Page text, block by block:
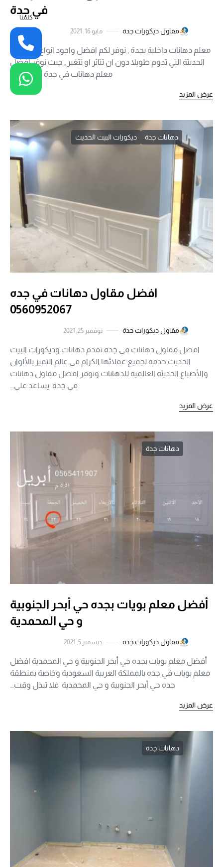
في جدة
مقاول ديكورات جدة مايو 16, 2021
معلم دهانات داخلية بجدة , نوفر لكم افضل واجود انواع الدهانات
الحديثة التي تدوم طويلا دون ان تتاثر او تتغير , حيث نوفر افضل
معلم دهانات في جدة يقوم في…
عرض المزيد
دهانات جدة ديكورات البيت الحديث
افضل مقاول دهانات في جده
0560952067
مقاول ديكورات جدة نوفمبر 25, 2021
افضل مقاول دهانات في جده تقدم دهانات وديكورات البيت
الحديث خدمة لجميع عملائها الكرام في عالم التميز بالألوان
والأصباغ الحديثة العالمية للدهانات وتوفر افضل مقاول دهانات
في جدة يساعد علي…
عرض المزيد
دهانات جدة
أفضل معلم بويات بجده حي أبحر الجنوبية
و حي المحمدية
مقاول ديكورات جدة ديسمبر 5, 2021
أفضل معلم بويات بجده حي أبحر الجنوبية و حي المحمدية افضل
معلم بويات في جده بالمملكة العربية السعودية وخاصة بمنطقة
جده حي أبحر الجنوبية و حي المحمدية فلا تبذل وقت…
عرض المزيد
دهانات جدة
كلمنا